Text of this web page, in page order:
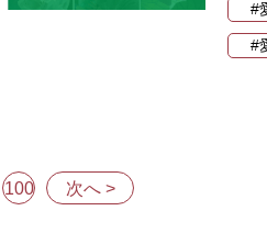
#
#
100 次へ >